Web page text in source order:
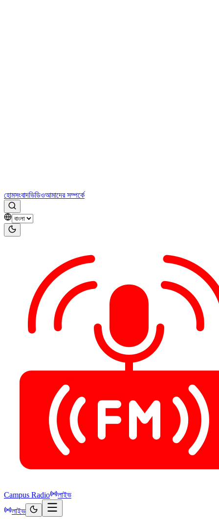
হোমসংবাদভিডিওআমাদের সম্পর্কে
Campus Radio
লাইভ
লাইভ